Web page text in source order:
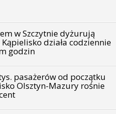
w Szczytnie dyżurują
działa codziennie
godzin
pasażerów od początku
Olsztyn-Mazury rośnie